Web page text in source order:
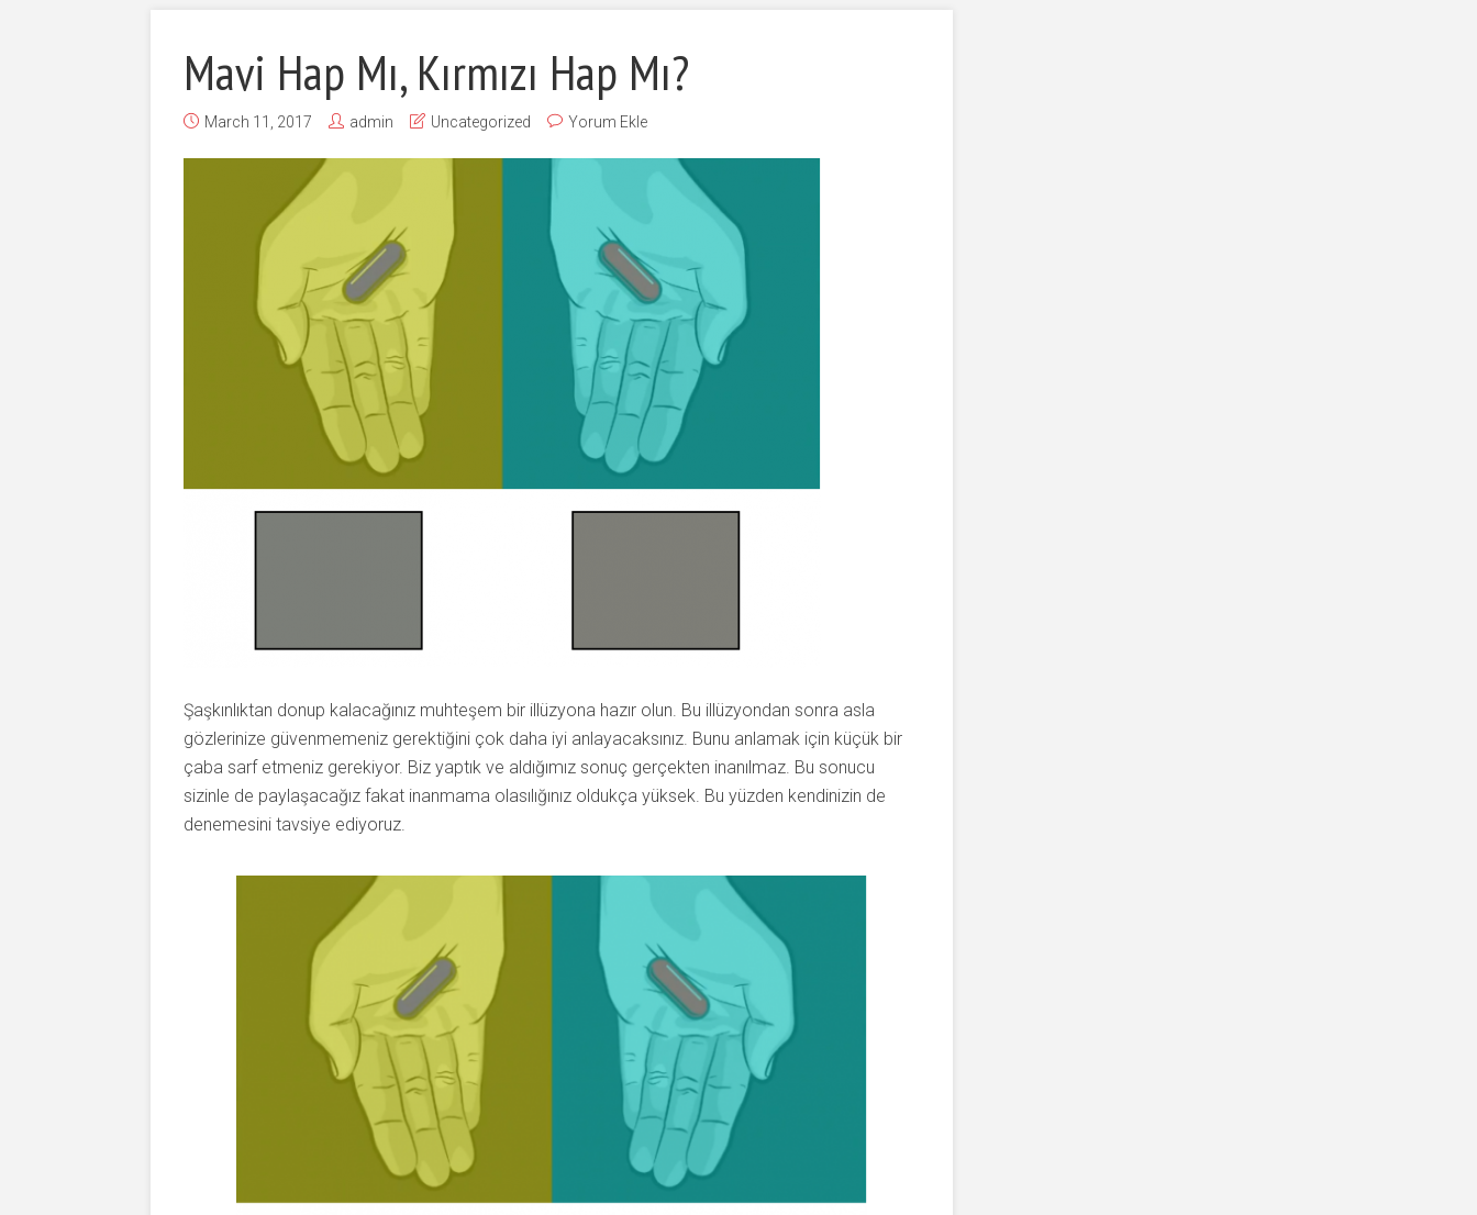
Mavi Hap Mı, Kırmızı Hap Mı?
March 11, 2017 admin Uncategorized Yorum Ekle
Şaşkınlıktan donup kalacağınız muhteşem bir illüzyona hazır olun. Bu illüzyondan sonra asla
gözlerinize güvenmemeniz gerektiğini çok daha iyi anlayacaksınız. Bunu anlamak için küçük bir
çaba sarf etmeniz gerekiyor. Biz yaptık ve aldığımız sonuç gerçekten inanılmaz. Bu sonucu
sizinle de paylaşacağız fakat inanmama olasılığınız oldukça yüksek. Bu yüzden kendinizin de
denemesini tavsiye ediyoruz.